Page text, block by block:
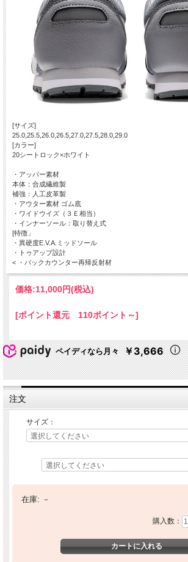
[サイズ]
25.0,25.5,26.0,26.5,27.0,27.5,28.0,29.0
[カラー]
20シートロック×ホワイト
・アッパー素材
本体：合成繊維製
補強：人工皮革製
・アウター素材 ゴム底
・ワイドウイズ（３Ｅ相当）
・インナーソール：取り替え式
[特徴」
・異硬度E.V.A.ミッドソール
・トゥアップ設計
< ・バックカウンター再帰反射材
価格:11,000円(税込)
[ポイント還元 110ポイント～]
ペイディなら月々 ￥3,666
注文
サイズ：
在庫: －
購入数：